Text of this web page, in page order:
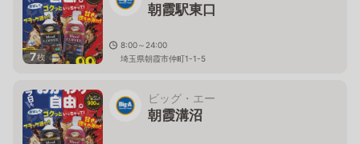
7枚
朝霞駅東口
8:00～24:00
埼玉県朝霞市仲町1-1-5
ビッグ・エー
朝霞溝沼